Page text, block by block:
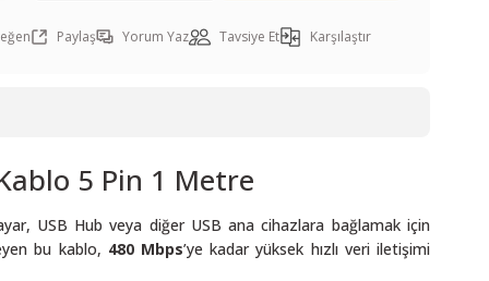
Paylaş Yorum Yaz Tavsiye Et Karşılaştır
5 Pin 1 Metre
USB Hub veya diğer USB ana cihazlara bağlamak için
bu kablo, 480 Mbps’ye kadar yüksek hızlı veri iletişimi